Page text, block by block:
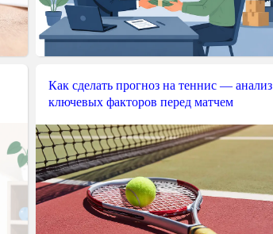
Как сделать прогноз на теннис — анализ
ключевых факторов перед матчем